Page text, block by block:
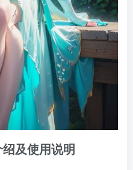
及使用说明